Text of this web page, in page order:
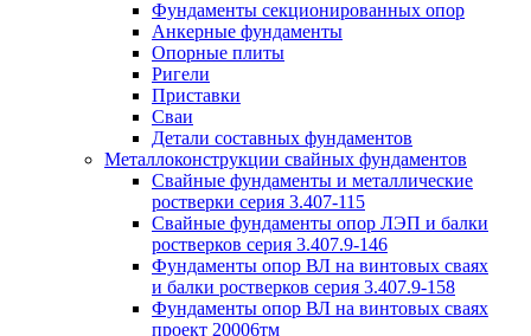
Фундаменты секционированных опор
Анкерные фундаменты
Опорные плиты
Ригели
Приставки
Сваи
Детали составных фундаментов
Металлоконструкции свайных фундаментов
Свайные фундаменты и металлические
ростверки серия 3.407-115
Свайные фундаменты опор ЛЭП и балки
ростверков серия 3.407.9-146
Фундаменты опор ВЛ на винтовых сваях
и балки ростверков серия 3.407.9-158
Фундаменты опор ВЛ на винтовых сваях
проект 20006тм